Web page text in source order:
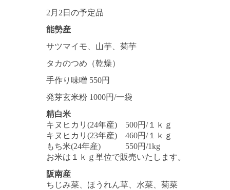
2月2日の予定品
能勢産
サツマイモ、山芋、菊芋
タカのつめ（乾燥）
手作り味噌 550円
発芽玄米粉 1000円/一袋
精白米
キヌヒカリ(24年産) 500円/１ｋｇ
キヌヒカリ(23年産) 460円/１ｋｇ
もち米(24年産) 550円/1kg
お米は１ｋｇ単位で販売いたします。
阪南産
ちじみ菜、ほうれん草、水菜、菊菜